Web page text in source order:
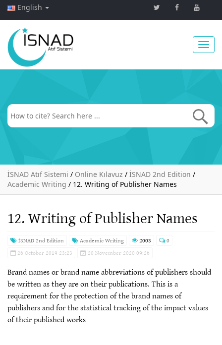
English
İSNAD Atıf Sistemi / Online Kılavuz / İSNAD 2nd Edition /
Academic Writing / 12. Writing of Publisher Names
12. Writing of Publisher Names
İSNAD 2nd Edition Academic Writing 2003
0
26 October 2019 23:23
20 November 2020 09:26
Brand names or brand name abbreviations of publishers should
be written as they are on their publications. This is a
requirement for the protection of the brand names of
publishers and for the statistical tracking of the impact values
of their published works